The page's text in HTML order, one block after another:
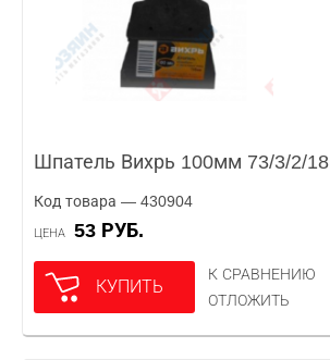
Шпатель Вихрь 100мм 73/3/2/18
Код товара — 430904
ЦЕНА 53 РУБ.
КУПИТЬ
К СРАВНЕНИЮ
ОТЛОЖИТЬ